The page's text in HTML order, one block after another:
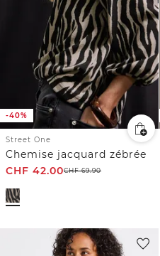
-40%
Street One
Chemise jacquard zébrée
CHF 42.00CHF69.90